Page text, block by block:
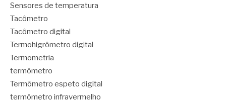
Sensores de temperatura
Tacômetro
Tacômetro digital
Termohigrômetro digital
Termometria
termômetro
Termômetro espeto digital
termômetro infravermelho